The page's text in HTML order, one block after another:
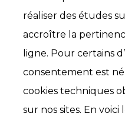
réaliser des études
accroître la
ligne. Pour certains
consentement est
cookies techniques
sur nos sites. En voici